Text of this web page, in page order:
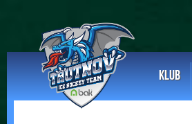
KLUB